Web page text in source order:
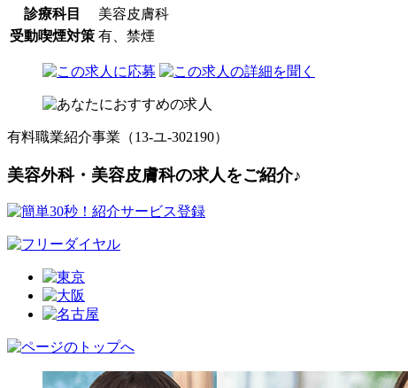
診療科目
美容皮膚科
受動喫煙対策 有、禁煙
有料職業紹介事業（13-ユ-302190）
美容外科・美容皮膚科の求人をご紹介♪